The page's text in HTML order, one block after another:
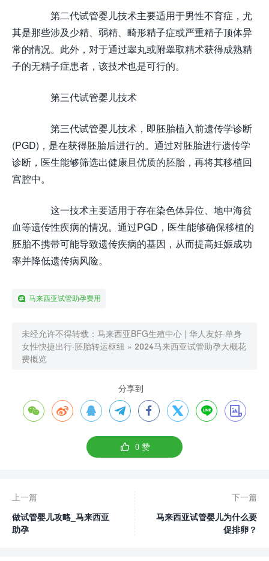
第二代试管婴儿技术主要适用于男性不育症，尤
其是那些涉及少精、弱精、畸形精子症或严重精子顶体异
常的情况。此外，对于通过睾丸或附睾取精术获得成熟精
子的无精子症患者，该技术也是可行的。
第三代试管婴儿技术
第三代试管婴儿技术，即胚胎植入前遗传学诊断
(PGD)，是在获得胚胎后进行的。通过对胚胎进行遗传学
诊断，医生能够筛选出健康且优质的胚胎，再将其移植回
宫腔中。
这一技术主要适用于存在染色体异位、地中海贫
血等遗传性疾病的情况。通过PGD，医生能够确保移植的
胚胎不携带可能导致遗传疾病的基因，从而提高妊娠成功
率并降低遗传病风险。
马来西亚试管助孕费用
未经允许不得转载： 马来西亚BFG生殖中心 | 华人友好·单身
女性快捷出行·胚胎转运枢纽 » 2024马来西亚试管助孕大概花
费概览
分享到
       
 0赞
上一篇
做试管婴儿攻略_马来西亚
助孕
下一篇
马来西亚试管婴儿为什么要
促排卵？